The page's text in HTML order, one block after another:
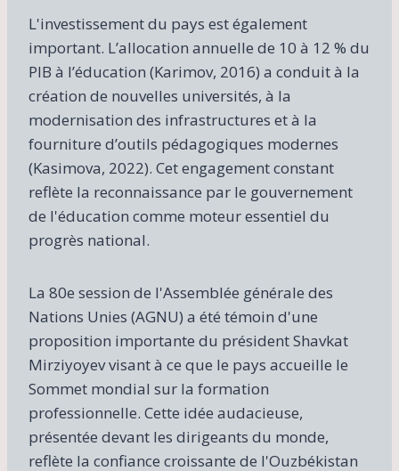
L'investissement du pays est également
important. L’allocation annuelle de 10 à 12 % du
PIB à l’éducation (Karimov, 2016) a conduit à la
création de nouvelles universités, à la
modernisation des infrastructures et à la
fourniture d’outils pédagogiques modernes
(Kasimova, 2022). Cet engagement constant
reflète la reconnaissance par le gouvernement
de l'éducation comme moteur essentiel du
progrès national.
La 80e session de l'Assemblée générale des
Nations Unies (AGNU) a été témoin d'une
proposition importante du président Shavkat
Mirziyoyev visant à ce que le pays accueille le
Sommet mondial sur la formation
professionnelle. Cette idée audacieuse,
présentée devant les dirigeants du monde,
reflète la confiance croissante de l'Ouzbékistan